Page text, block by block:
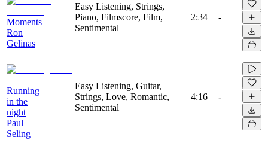
Moments
Ron
Gelinas
Easy Listening, Strings,
Piano, Filmscore, Film,
Sentimental
2:34 -
Running
in the
night
Paul
Seling
Easy Listening, Guitar,
Strings, Love, Romantic,
Sentimental
4:16 -